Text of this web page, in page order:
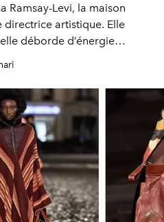
Ramsay-Levi, la maison
directrice artistique. Elle
déborde d’énergie
de la qualité et de l’artisanat.